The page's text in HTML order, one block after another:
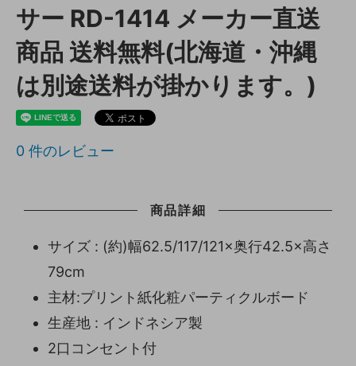
サー RD-1414 メーカー直送
商品 送料無料(北海道・沖縄
は別途送料が掛かります。)
0 件のレビュー
商品詳細
サイズ : (約)幅62.5/117/121×奥行42.5×高さ
79cm
主材:プリント紙化粧パーティクルボード
生産地 : インドネシア製
2口コンセント付